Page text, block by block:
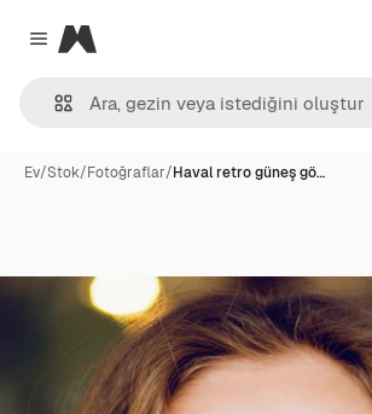
Close menu
Magnific
Ev/Stok/Fotoğraflar/Haval retro güneş gö…